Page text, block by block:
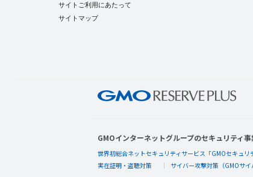
サイトご利用にあたって
サイトマップ
GMOインターネットグループのセキュリティ
世界初総合ネットセキュリティサービス「GMOセキュリ
実在証明・盗聴対策
サイバー攻撃対策（GMOサイ